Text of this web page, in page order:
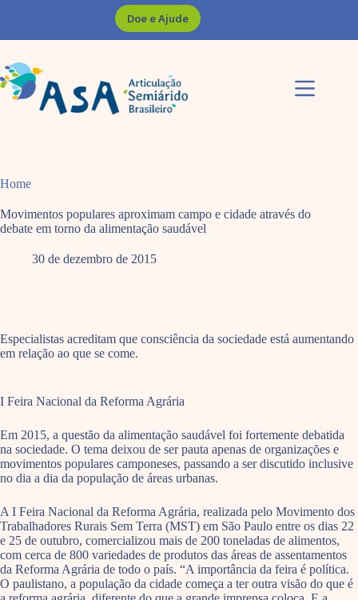
Doe e Ajude
Home
Movimentos populares aproximam campo e cidade através do
debate em torno da alimentação saudável
30 de dezembro de 2015
Especialistas acreditam que consciência da sociedade está aumentando
em relação ao que se come.
I Feira Nacional da Reforma Agrária
Em 2015, a questão da alimentação saudável foi fortemente debatida
na sociedade. O tema deixou de ser pauta apenas de organizações e
movimentos populares camponeses, passando a ser discutido inclusive
no dia a dia da população de áreas urbanas.
A I Feira Nacional da Reforma Agrária, realizada pelo Movimento dos
Trabalhadores Rurais Sem Terra (MST) em São Paulo entre os dias 22
e 25 de outubro, comercializou mais de 200 toneladas de alimentos,
com cerca de 800 variedades de produtos das áreas de assentamentos
da Reforma Agrária de todo o país. “A importância da feira é política.
O paulistano, a população da cidade começa a ter outra visão do que é